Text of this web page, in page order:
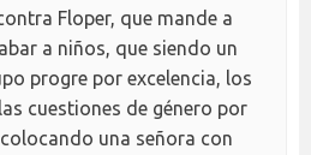
Floper, que mande a
a niños, que siendo un
progre por excelencia, los
cuestiones de género por
una señora con